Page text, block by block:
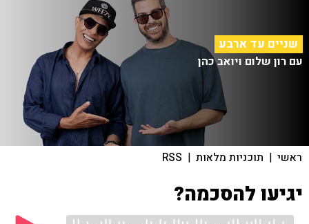
שניים עד ארבע
עם רון שלום ויואב כהן
ראשי | תוכניות מלאות |
RSS
יגיעו להסכמה?